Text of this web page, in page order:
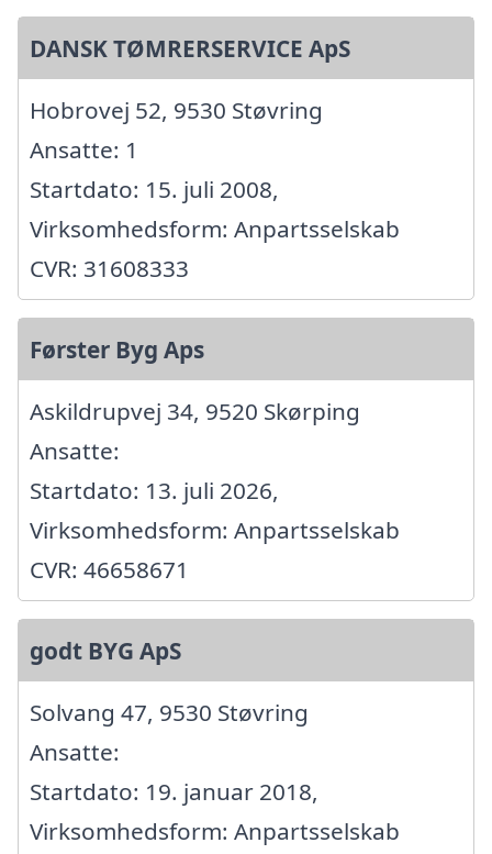
DANSK TØMRERSERVICE ApS
Hobrovej 52, 9530 Støvring
Ansatte: 1
Startdato: 15. juli 2008,
Virksomhedsform: Anpartsselskab
CVR: 31608333
Førster Byg Aps
Askildrupvej 34, 9520 Skørping
Ansatte:
Startdato: 13. juli 2026,
Virksomhedsform: Anpartsselskab
CVR: 46658671
godt BYG ApS
Solvang 47, 9530 Støvring
Ansatte:
Startdato: 19. januar 2018,
Virksomhedsform: Anpartsselskab